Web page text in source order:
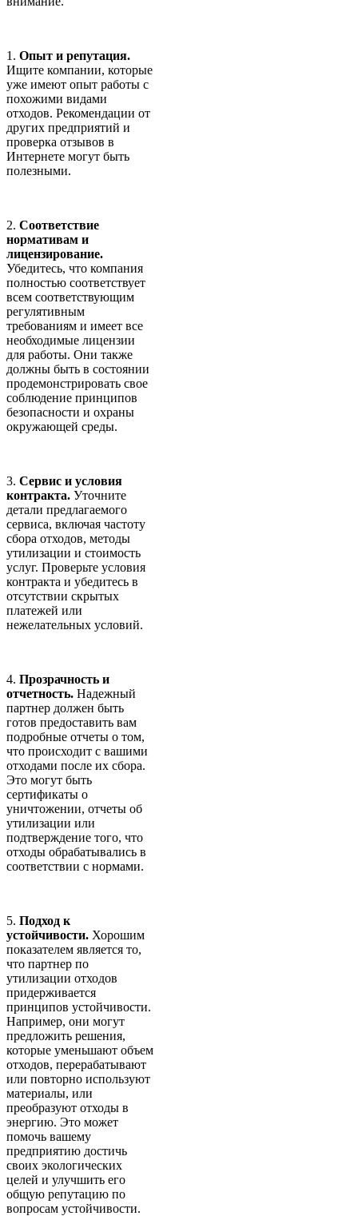
1. Опыт и репутация.
Ищите компании, которые
уже имеют опыт работы с
похожими видами
отходов. Рекомендации от
других предприятий и
проверка отзывов в
Интернете могут быть
полезными.
2. Соответствие
нормативам и
лицензирование.
Убедитесь, что компания
полностью соответствует
всем соответствующим
регулятивным
требованиям и имеет все
необходимые лицензии
для работы. Они также
должны быть в состоянии
продемонстрировать свое
соблюдение принципов
безопасности и охраны
окружающей среды.
3. Сервис и условия
контракта. Уточните
детали предлагаемого
сервиса, включая частоту
сбора отходов, методы
утилизации и стоимость
услуг. Проверьте условия
контракта и убедитесь в
отсутствии скрытых
платежей или
нежелательных условий.
4. Прозрачность и
отчетность. Надежный
партнер должен быть
готов предоставить вам
подробные отчеты о том,
что происходит с вашими
отходами после их сбора.
Это могут быть
сертификаты о
уничтожении, отчеты об
утилизации или
подтверждение того, что
отходы обрабатывались в
соответствии с нормами.
5. Подход к
устойчивости. Хорошим
показателем является то,
что партнер по
утилизации отходов
придерживается
принципов устойчивости.
Например, они могут
предложить решения,
которые уменьшают объем
отходов, перерабатывают
или повторно используют
материалы, или
преобразуют отходы в
энергию. Это может
помочь вашему
предприятию достичь
своих экологических
целей и улучшить его
общую репутацию по
вопросам устойчивости.